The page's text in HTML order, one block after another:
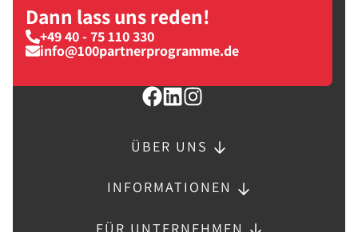
Dann lass uns reden!
+49 40 - 75 110 330
info@100partnerprogramme.de
ÜBER UNS
INFORMATIONEN
FÜR UNTERNEHMEN